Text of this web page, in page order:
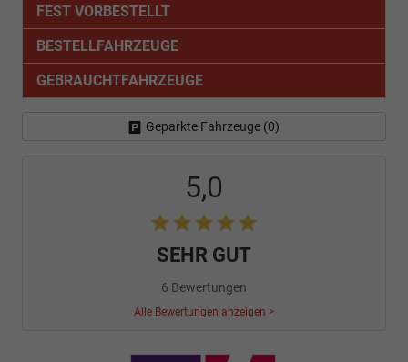
FEST VORBESTELLT
BESTELLFAHRZEUGE
GEBRAUCHTFAHRZEUGE
Geparkte Fahrzeuge (0)
5,0
SEHR GUT
6 Bewertungen
Alle Bewertungen anzeigen >